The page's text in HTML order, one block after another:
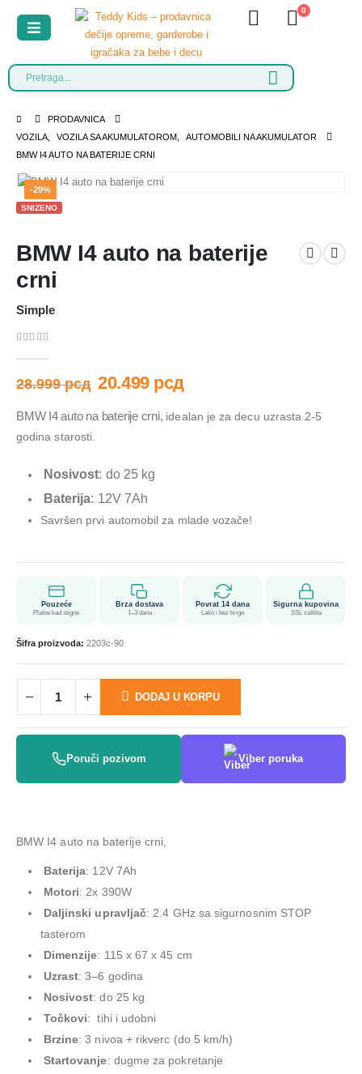
0
PRODAVNICA
VOZILA
VOZILA SA AKUMULATOROM
AUTOMOBILI NA AKUMULATOR
BMW I4 AUTO NA BATERIJE CRNI
-29%
SNIZENO
BMW I4 auto na baterije
crni
Simple
28.999рсд 20.499 рсд
BMW I4 auto na baterije crni, idealan je za decu uzrasta 2-5
godina starosti.
Nosivost: do 25 kg
Baterija: 12V 7Ah
Savršen prvi automobil za mlade vozače!
Pouzeće
Platite kad stigne
Brza dostava
1–3 dana
Povrat 14 dana
Lako i bez brige
Sigurna kupovina
SSL zaštita
Šifra proizvoda: 2203c-90
DODAJ U KORPU
Poruči pozivom Viber poruka
BMW I4 auto na baterije crni,
Baterija: 12V 7Ah
Motori: 2x 390W
Daljinski upravljač: 2.4 GHz sa sigurnosnim STOP
tasterom
Dimenzije: 115 x 67 x 45 cm
Uzrast: 3–6 godina
Nosivost: do 25 kg
Točkovi: tihi i udobni
Brzine: 3 nivoa + rikverc (do 5 km/h)
Startovanje: dugme za pokretanje